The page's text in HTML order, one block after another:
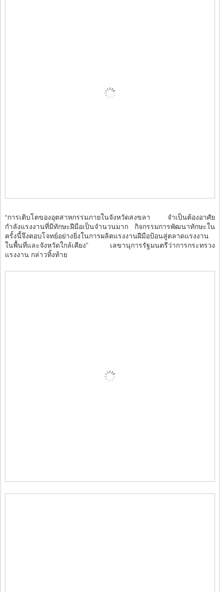
“การเติบโตของอุตสาหกรรมภายในจังหวัดสงขลา จำเป็นต้องอาศัย
กำลังแรงงานที่มีทักษะฝีมือเป็นจำนวนมาก กิจกรรมการพัฒนาทักษะใน
ครั้งนี้จึงตอบโจทย์อย่างยิ่งในการผลิตแรงงานฝีมือป้อนสู่ตลาดแรงงาน
ในพื้นที่และจังหวัดใกล้เคียง” เลขานุการรัฐมนตรีว่าการกระทรวง
แรงงาน กล่าวทิ้งท้าย